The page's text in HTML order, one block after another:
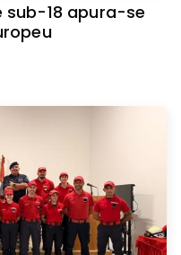
sub-18 apura-se